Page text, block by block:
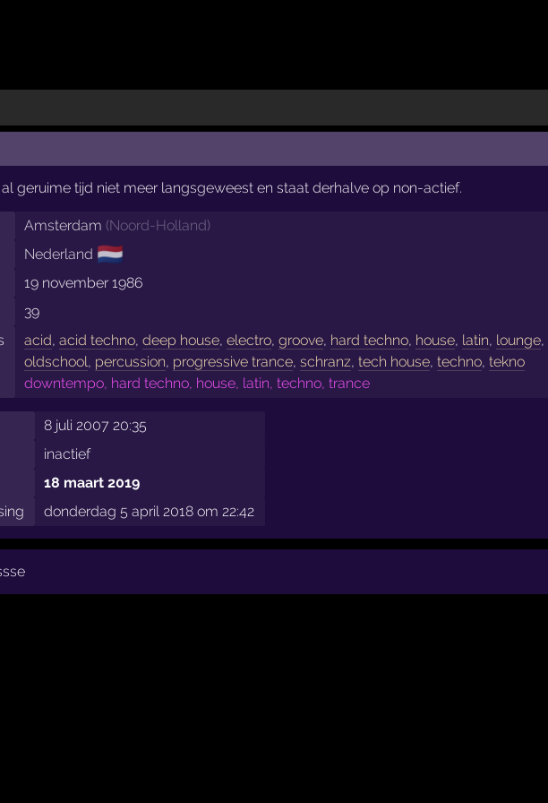
geruime tijd niet meer langsgeweest en staat derhalve op non-actief.
Amsterdam (Noord-Holland)
Nederland 🇳🇱
19 november 1986
39
acid,acid techno,deep house,electro,groove, hard techno, house, latin, lounge,
oldschool, percussion, progressive trance,schranz,tech house,techno,tekno
downtempo, hard techno, house, latin, techno, trance
8 juli 2007 20:35
inactief
18 maart 2019
donderdag 5 april 2018 om 22:42